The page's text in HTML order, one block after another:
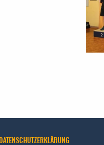
DATENSCHUTZERKLÄRUNG